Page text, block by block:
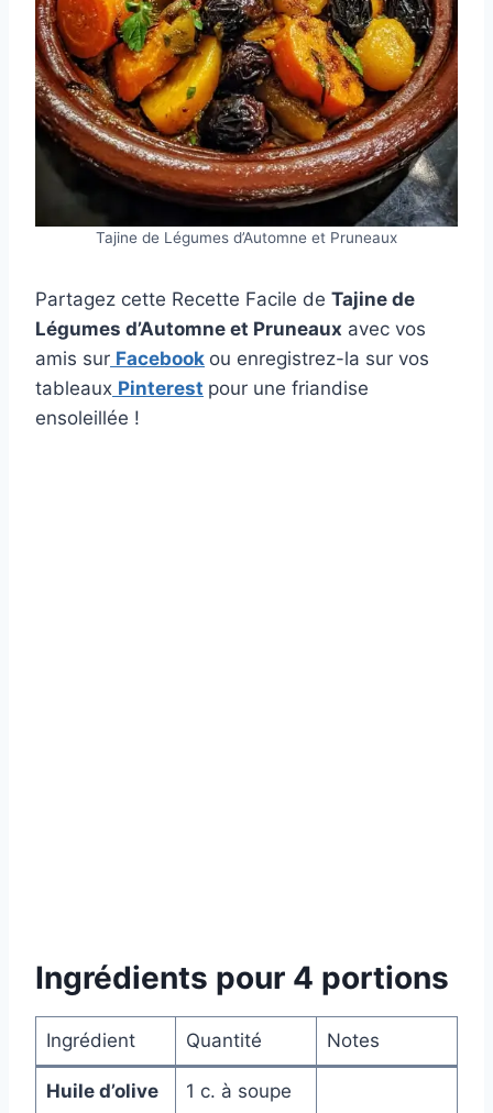
Tajine de Légumes d’Automne et Pruneaux
Partagez cette Recette Facile de Tajine de
Légumes d’Automne et Pruneaux avec vos
amis sur Facebook ou enregistrez-la sur vos
tableaux Pinterest pour une friandise
ensoleillée !
Ingrédients pour 4 portions
Ingrédient Quantité Notes
Huile d’olive 1 c. à soupe